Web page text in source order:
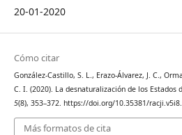
20-01-2020
Cómo citar
González-Castillo, S. L., Erazo-Álvarez, J. C.,
C. I. (2020). La desnaturalización de los Estados
5(8), 353–372. https://doi.org/10.35381/
Más formatos de cita